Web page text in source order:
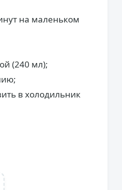
на маленьком
(240 мл);
в холодильник